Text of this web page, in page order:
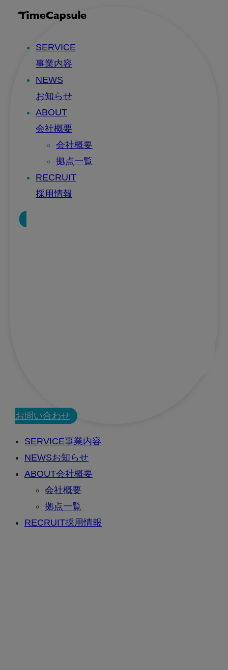
SERVICE
事業内容
NEWS
お知らせ
ABOUT
会社概要
会社概要
拠点一覧
RECRUIT
採用情報
お問い合わせ
SERVICE事業内容
NEWSお知らせ
ABOUT会社概要
会社概要
拠点一覧
RECRUIT採用情報